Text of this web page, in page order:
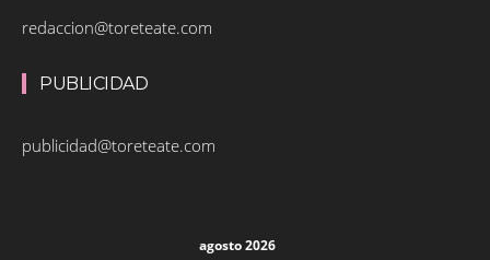
redaccion@toreteate.com
PUBLICIDAD
publicidad@toreteate.com
agosto 2026